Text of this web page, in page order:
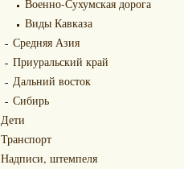
Военно-Сухумская дорога
Виды Кавказа
Средняя Азия
Приуральский край
Дальний восток
Сибирь
Дети
Транспорт
Надписи, штемпеля